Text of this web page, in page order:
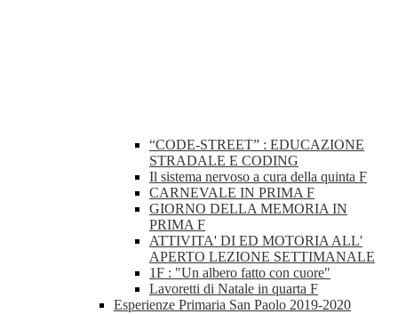
“CODE-STREET” : EDUCAZIONE
STRADALE E CODING
Il sistema nervoso a cura della quinta F
CARNEVALE IN PRIMA F
GIORNO DELLA MEMORIA IN
PRIMA F
ATTIVITA' DI ED MOTORIA ALL'
APERTO LEZIONE SETTIMANALE
1F : "Un albero fatto con cuore"
Lavoretti di Natale in quarta F
Esperienze Primaria San Paolo 2019-2020